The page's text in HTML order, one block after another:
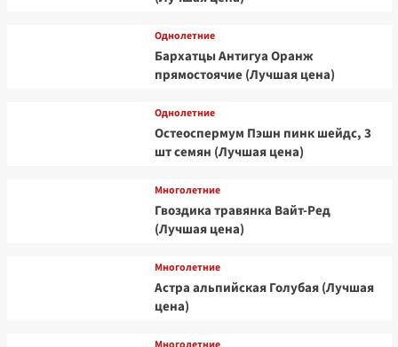
Однолетние
Бархатцы Антигуа Оранж
прямостоячие (Лучшая цена)
Однолетние
Остеоспермум Пэшн пинк шейдс, 3
шт семян (Лучшая цена)
Многолетние
Гвоздика травянка Вайт-Ред
(Лучшая цена)
Многолетние
Астра альпийская Голубая (Лучшая
цена)